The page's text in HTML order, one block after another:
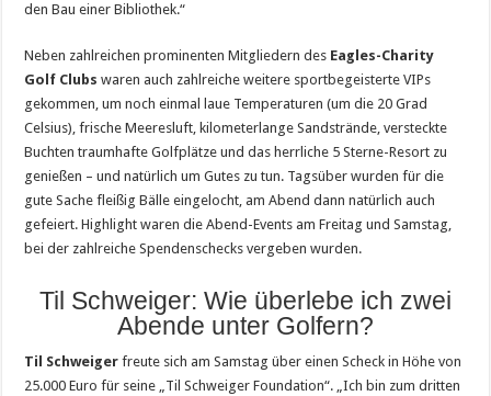
den Bau einer Bibliothek.“
Neben zahlreichen prominenten Mitgliedern des Eagles-Charity
Golf Clubs waren auch zahlreiche weitere sportbegeisterte VIPs
gekommen, um noch einmal laue Temperaturen (um die 20 Grad
Celsius), frische Meeresluft, kilometerlange Sandstrände, versteckte
Buchten traumhafte Golfplätze und das herrliche 5 Sterne-Resort zu
genießen – und natürlich um Gutes zu tun. Tagsüber wurden für die
gute Sache fleißig Bälle eingelocht, am Abend dann natürlich auch
gefeiert. Highlight waren die Abend-Events am Freitag und Samstag,
bei der zahlreiche Spendenschecks vergeben wurden.
Til Schweiger: Wie überlebe ich zwei
Abende unter Golfern?
Til Schweiger freute sich am Samstag über einen Scheck in Höhe von
25.000 Euro für seine „Til Schweiger Foundation“. „Ich bin zum dritten